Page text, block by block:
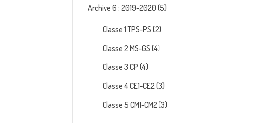
Archive 6 : 2019-2020 (5)
Classe 1 TPS-PS (2)
Classe 2 MS-GS (4)
Classe 3 CP (4)
Classe 4 CE1-CE2(3)
Classe 5 CM1-CM2(3)